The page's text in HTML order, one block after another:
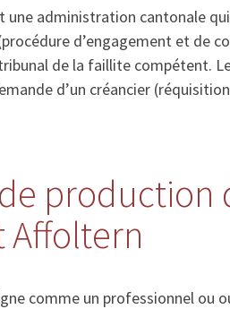
une administration cantonale
d’engagement et de
de la faillite compétent.
d’un créancier
production
Affoltern
comme un professionnel ou